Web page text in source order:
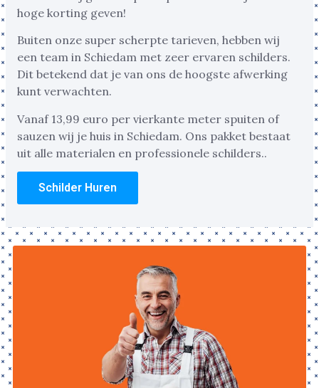
hoge korting geven!
Buiten onze super scherpte tarieven, hebben wij
een team in Schiedam met zeer ervaren schilders.
Dit betekend dat je van ons de hoogste afwerking
kunt verwachten.
Vanaf 13,99 euro per vierkante meter spuiten of
sauzen wij je huis in Schiedam. Ons pakket bestaat
uit alle materialen en professionele schilders..
Schilder Huren